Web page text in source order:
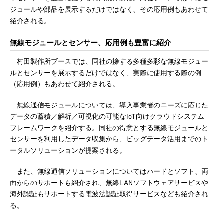
ジュールや部品を展示するだけではなく、その応用例もあわせて
紹介される。
無線モジュールとセンサー、応用例も豊富に紹介
村田製作所ブースでは、同社の擁する多種多彩な無線モジュー
ルとセンサーを展示するだけではなく、実際に使用する際の例
（応用例）もあわせて紹介される。
無線通信モジュールについては、導入事業者のニーズに応じた
データの蓄積／解析／可視化の可能なIoT向けクラウドシステム
フレームワークを紹介する。同社の得意とする無線モジュールと
センサーを利用したデータ収集から、ビッグデータ活用までのト
ータルソリューションが提案される。
また、無線通信ソリューションについてはハードとソフト、両
面からのサポートも紹介され、無線LANソフトウェアサービスや
海外認証もサポートする電波法認証取得サービスなども紹介され
る。